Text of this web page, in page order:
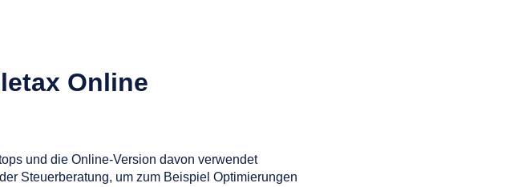
Online
und die Online-Version davon verwendet
Steuerberatung, um zum Beispiel Optimierungen